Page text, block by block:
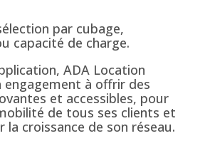
par cubage,
capacité de charge.
ADA Location
engagement à offrir des
et accessibles, pour
de tous ses clients et
la croissance de son réseau.